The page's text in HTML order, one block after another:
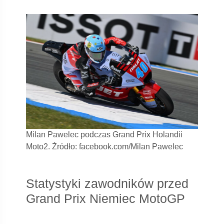
Milan Pawelec podczas Grand Prix Holandii
Moto2. Źródło: facebook.com/Milan Pawelec
Statystyki zawodników przed
Grand Prix Niemiec MotoGP